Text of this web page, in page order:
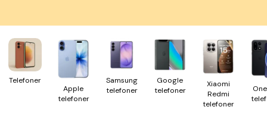
Tele­foner
Apple
tele­foner
Samsung
tele­foner
Google
tele­foner
Xiaomi
Redmi
tele­foner